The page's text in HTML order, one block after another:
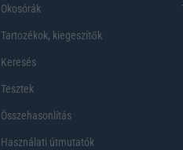
Okosórák
Tartozékok, kiegeszítők
Keresés
Tesztek
Összehasonlítás
Használati útmutatók